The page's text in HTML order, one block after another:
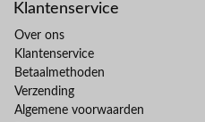
Klantenservice
Over ons
Klantenservice
Betaalmethoden
Verzending
Algemene voorwaarden